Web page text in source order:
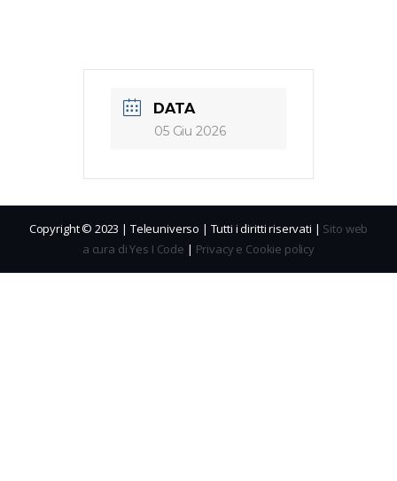
DATA
05 Giu 2026
Copyright © 2023 | Teleuniverso | Tutti i diritti riservati | Sito web
a cura di Yes I Code | Privacy e Cookie policy